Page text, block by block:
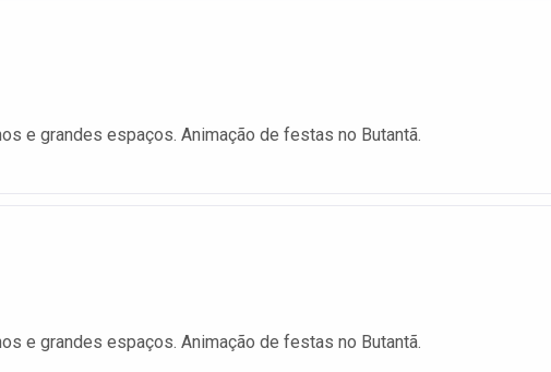
e grandes espaços. Animação de festas no Butantã.
e grandes espaços. Animação de festas no Butantã.